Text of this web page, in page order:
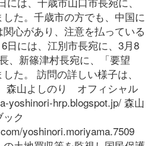
した。千歳市の方でも、中国に
心があり、注意を払っている
日には、江別市長宛に、3月8
、新篠津村長宛に、「要望
た。 訪問の詳しい様子は、
森山よしのり オフィシャル
yoshinori-hrp.blogspot.jp/ 森山
ク
yoshinori.moriyama.7509